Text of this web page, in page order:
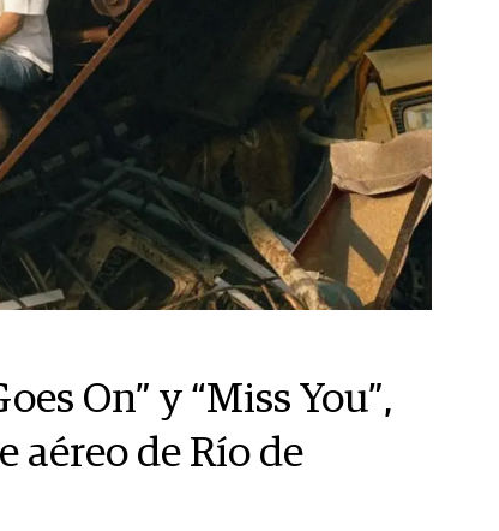
On” y “Miss You”,
aéreo de Río de